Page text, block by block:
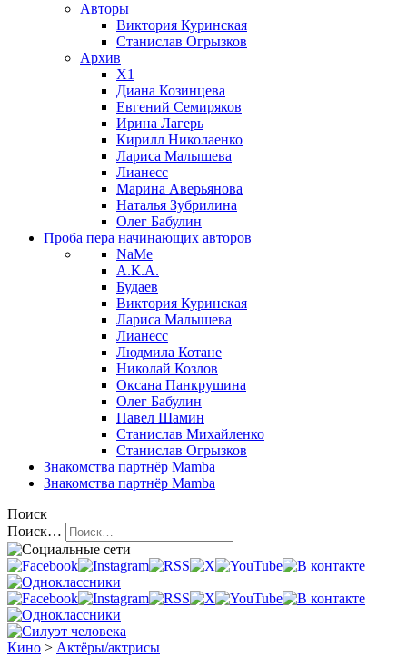
Авторы
Виктория Куринская
Станислав Огрызков
Архив
X1
Диана Козинцева
Евгений Семиряков
Ирина Лагерь
Кирилл Николаенко
Лариса Малышева
Лианесс
Марина Аверьянова
Наталья Зубрилина
Олег Бабулин
Проба пера начинающих авторов
NaMe
А.К.А.
Будаев
Виктория Куринская
Лариса Малышева
Лианесс
Людмила Котане
Николай Козлов
Оксана Панкрушина
Олег Бабулин
Павел Шамин
Станислав Михайленко
Станислав Огрызков
Знакомства партнёр Mamba
Знакомства партнёр Mamba
Поиск
Поиск…
Кино > Актёры/актрисы